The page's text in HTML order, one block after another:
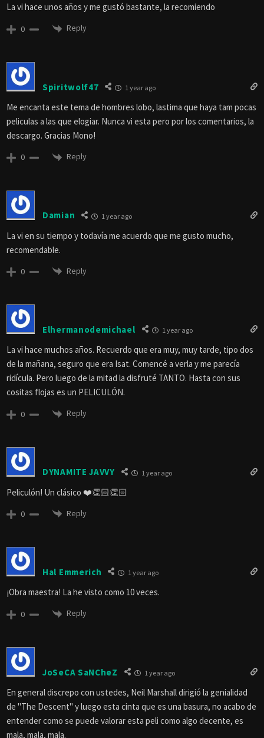
La vi hace unos años y me gustó bastante, la recomiendo
0 Reply
Spiritwolf47 1 year ago
Me encanta este tema de hombres lobo, lastima que haya tam pocas
peliculas a las que elogiar. Nunca vi esta pero por los comentarios, la
descargo. Gracias Mono!
0 Reply
Damian 1 year ago
La vi en su tiempo y todavía me acuerdo que me gusto mucho,
recomendable.
0 Reply
Elhermanodemichael 1 year ago
La vi hace muchos años. Recuerdo que era muy, muy tarde, tipo dos
de la mañana, seguro que era Isat. Comencé a verla y me parecía
ridícula. Pero luego de la mitad la disfruté TANTO. Hasta con sus
cositas flojas es un PELICULÓN.
0 Reply
DYNAMITE JAVVY 1 year ago
Peliculón! Un clásico ❤️👏🏻👏🏻
0 Reply
Hal Emmerich 1 year ago
¡Obra maestra! La he visto como 10 veces.
0 Reply
JoSeCA SaNCheZ 1 year ago
En general discrepo con ustedes, Neil Marshall dirigió la genialidad
de "The Descent" y luego esta cinta que es una basura, no acabo de
entender como se puede valorar esta peli como algo decente, es
mala, mala, mala.